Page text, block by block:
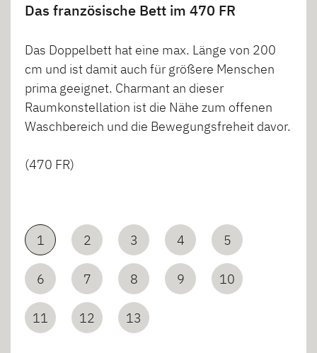
Das französische Bett im 470 FR
Das Doppelbett hat eine max. Länge von 200
cm und ist damit auch für größere Menschen
prima geeignet. Charmant an dieser
Raumkonstellation ist die Nähe zum offenen
Waschbereich und die Bewegungsfreheit davor.
(470 FR)
1 2 3 4 5
6 7 8 9 10
11 12 13